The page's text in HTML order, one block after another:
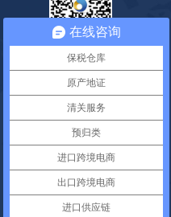
心海公众号
在线咨询
保税仓库
原产地证
清关服务
预归类
进口跨境电商
出口跨境电商
进口供应链